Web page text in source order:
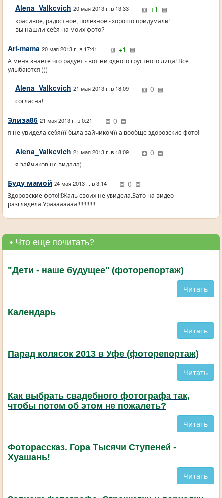
Alena_Valkovich 20 мая 2013 г. в 13:33 +1
красивое, радостное, полезное - хорошо придумали!
вы нашли себя на моих фото?
Ari-mama 20 мая 2013 г. в 17:41 +1
А меня знаете что радует - вот ни одного грустного лица! Все
улыбаются )))
Alena_Valkovich 21 мая 2013 г. в 18:09 0
согласна!
Элиза86 21 мая 2013 г. в 0:21 0
я не увидела себя((( была зайчиком)) а вообще здоровские фото!
Alena_Valkovich 21 мая 2013 г. в 18:09 0
я зайчиков не видала)
Буду мамой 24 мая 2013 г. в 3:14 0
Здоровские фото!!!Жаль своих не увидела.Зато на видео
разглядела.Ураааааааа!!!!!!!!!!!!
• Что еще почитать?
"Дети - наше будущее" (фоторепортаж)
Читать
Календарь
Читать
Парад колясок 2013 в Уфе (фоторепортаж)
Читать
Как выбрать свадебного фотографа так,
чтобы потом об этом не пожалеть?
Читать
Фоторассказ. Гора Тысячи Ступеней -
Хуашань!
Читать